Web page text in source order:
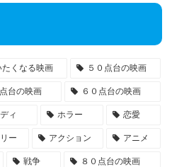
くなる映画 ５０点台の映画
台の映画 ６０点台の映画
ィ ホラー 恋愛
ー アクション アニメ
戦争 ８０点台の映画